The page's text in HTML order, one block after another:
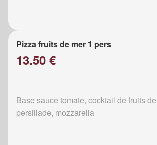
Pizza fruits de mer 1 pers
13.50 €
Base sauce tomate, cocktail de fruits
persillade, mozzarella